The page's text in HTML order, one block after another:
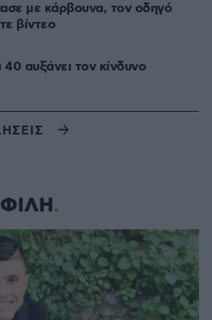
με κάρβουνα, τον οδηγό
βίντεο
αυξάνει τον κίνδυνο